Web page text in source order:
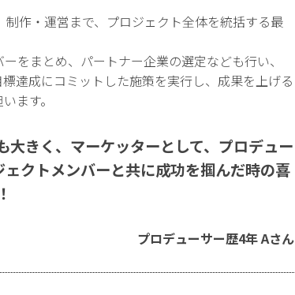
作・運営まで、プロジェクト全体を統括する最
をまとめ、パートナー企業の選定なども行い、
達成にコミットした施策を実行し、成果を上げる
ます。
きく、マーケッターとして、プロデュー
クトメンバーと共に成功を掴んだ時の喜
プロデューサー歴4年 Aさん